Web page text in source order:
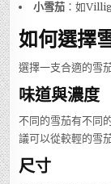
小雪茄 ：如
如何選擇
選擇一支合適的雪
味道與濃度
不同的雪茄有不同
議可以從較輕的雪
尺寸